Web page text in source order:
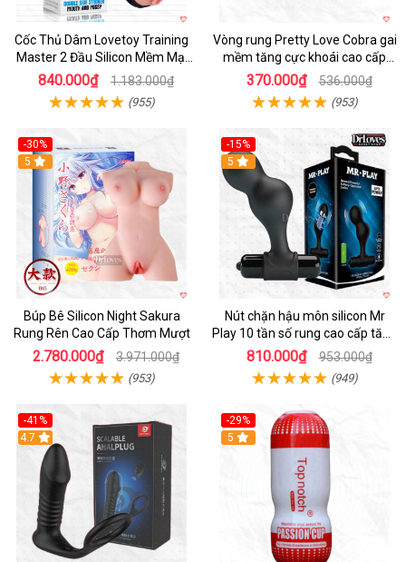
Cốc Thủ Dâm Lovetoy Training
Master 2 Đầu Silicon Mềm Mại
Tiện Lợi
840.000₫ 1.183.000₫
(955)
Vòng rung Pretty Love Cobra gai
mềm tăng cực khoái cao cấp
chính hãng
370.000₫ 536.000₫
(953)
-30%
Hot
5
Búp Bê Silicon Night Sakura
Rung Rên Cao Cấp Thơm Mượt
2.780.000₫ 3.971.000₫
(953)
-15%
Hot
5
Nút chặn hậu môn silicon Mr
Play 10 tần số rung cao cấp tăng
khoái cảm
810.000₫ 953.000₫
(949)
-41%
Hot
4.7
-29%
5